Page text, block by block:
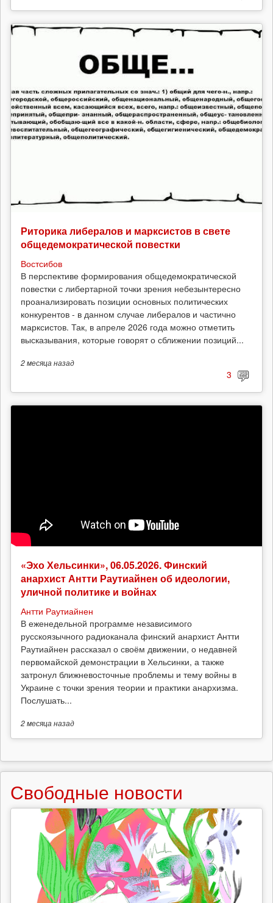
Риторика либералов и марксистов в свете
общедемократической повестки
Востсибов
В перспективе формирования общедемократической
повестки с либертарной точки зрения небезынтересно
проанализировать позиции основных политических
конкурентов - в данном случае либералов и частично
марксистов. Так, в апреле 2026 года можно отметить
высказывания, которые говорят о сближении позиций...
2 месяцаназад
3
«Эхо Хельсинки», 06.05.2026. Финский
анархист Антти Раутиайнен об идеологии,
уличной политике и войнах
Антти Раутиайнен
В еженедельной программе независимого
русскоязычного радиоканала финский анархист Антти
Раутиайнен рассказал о своём движении, о недавней
первомайской демонстрации в Хельсинки, а также
затронул ближневосточные проблемы и тему войны в
Украине с точки зрения теории и практики анархизма.
Послушать...
2 месяцаназад
Свободные новости